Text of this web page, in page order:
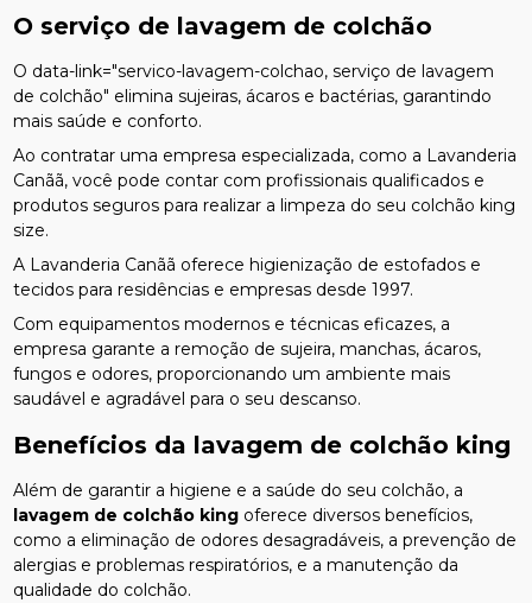
O serviço de lavagem de colchão
O data-link="servico-lavagem-colchao, serviço de lavagem
de colchão" elimina sujeiras, ácaros e bactérias, garantindo
mais saúde e conforto.
Ao contratar uma empresa especializada, como a Lavanderia
Canãã, você pode contar com profissionais qualificados e
produtos seguros para realizar a limpeza do seu colchão king
size.
A Lavanderia Canãã oferece higienização de estofados e
tecidos para residências e empresas desde 1997.
Com equipamentos modernos e técnicas eficazes, a
empresa garante a remoção de sujeira, manchas, ácaros,
fungos e odores, proporcionando um ambiente mais
saudável e agradável para o seu descanso.
Benefícios da lavagem de colchão king
Além de garantir a higiene e a saúde do seu colchão, a
lavagem de colchão king oferece diversos benefícios,
como a eliminação de odores desagradáveis, a prevenção de
alergias e problemas respiratórios, e a manutenção da
qualidade do colchão.